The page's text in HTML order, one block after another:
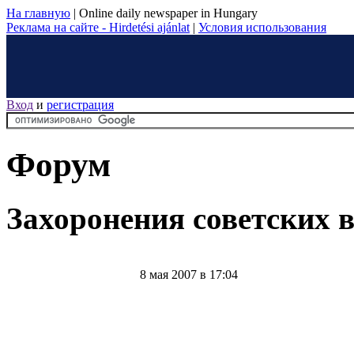
На главную | Online daily newspaper in Hungary
Реклама на сайте - Hirdetési ajánlat | Условия использования
Вход и регистрация
Форум
Захоронения советских
8 мая 2007 в 17:04